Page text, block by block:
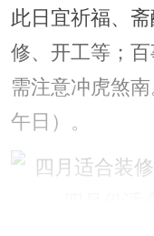
此日宜祈福、
修、开工等；
需注意冲虎煞
午日）。